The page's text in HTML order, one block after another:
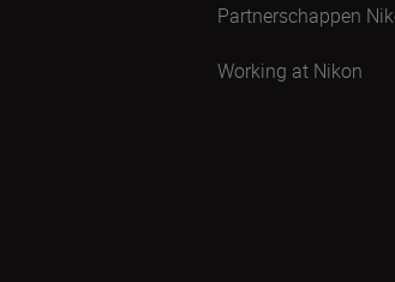
Partnerschappen
Working at Nikon